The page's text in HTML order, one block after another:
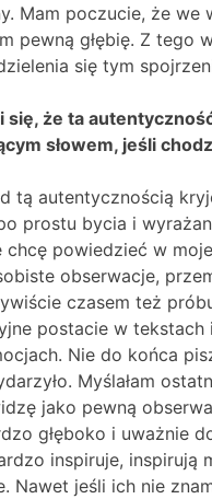
Mam poczucie, że we
pewną głębię. Z tego
się tym
się, że ta
słowem, jeśli
tą autentycznością
prostu bycia i
chcę powiedzieć w
obserwacje,
czasem też
postacie w tekstach
Nie do końca
Myślałam
jako pewną
głęboko i uważnie
inspiruje, inspirują
Nawet jeśli ich nie